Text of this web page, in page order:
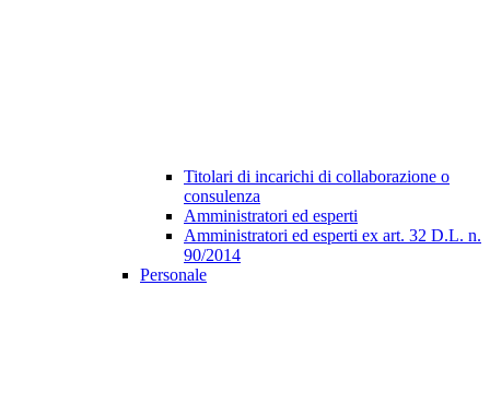
Titolari di incarichi di collaborazione o
consulenza
Amministratori ed esperti
Amministratori ed esperti ex art. 32 D.L. n.
90/2014
Personale